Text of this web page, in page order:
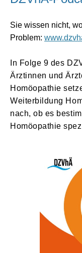
Sie wissen nicht,
Problem:
In Folge 9 des
Ärztinnen und
Homöopathie
Weiterbildung
nach, ob es
Homöopathie